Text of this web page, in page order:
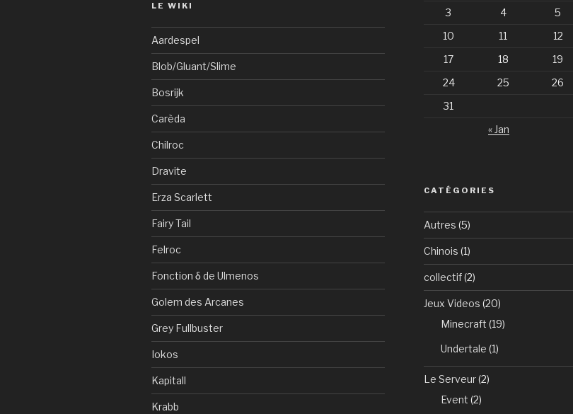
LE WIKI
Aardespel
Blob/Gluant/Slime
Bosrijk
Carèda
Chilroc
Dravite
Erza Scarlett
Fairy Tail
Felroc
Fonction δ de Ulmenos
Golem des Arcanes
Grey Fullbuster
Iokos
Kapitall
Krabb
3
4 5
10
11 12
17
18 19
24
25 26
31
« Jan
CATÉGORIES
Autres (5)
Chinois (1)
collectif(2)
Jeux Videos (20)
Minecraft (19)
Undertale (1)
Le Serveur(2)
Event (2)